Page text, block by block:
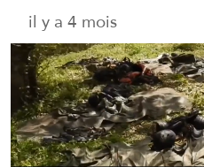
il y a 4 mois